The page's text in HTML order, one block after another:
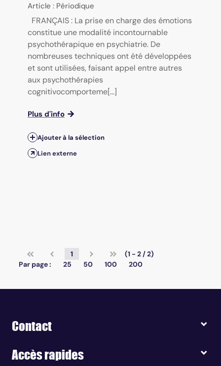
Article : Périodique
FRANÇAIS : La prise en charge des émotions
constitue une modalité incontournable
psychothérapique en psychiatrie. De
nombreuses techniques ont été développées
et sont utilisées, faisant appel entre autres
aux psychothérapies
cognitivocomporteme[...]
Plus d'info
Ajouter à la sélection
Lien externe
1
(1 - 2 / 2)
Par page :
25 50 100 200
Contact
Accès rapides